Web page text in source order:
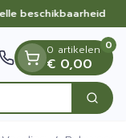
beschikbaarheid
Zoek
0 artikelen
€ 0,00
0